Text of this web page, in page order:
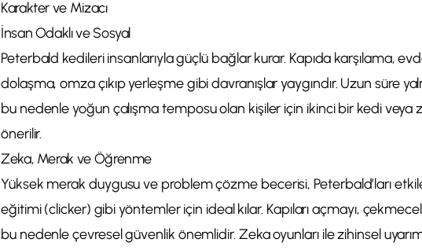
Karakter ve Mizacı
İnsan Odaklı ve Sosyal
Peterbald kedileri insanlarıyla güçlü bağlar kurar. Kapıda karşılama,
dolaşma, omza çıkıp yerleşme gibi davranışlar yaygındır. Uzun süre
bu nedenle yoğun çalışma temposu olan kişiler için ikinci bir kedi
önerilir.
Zeka, Merak ve Öğrenme
Yüksek merak duygusu ve problem çözme becerisi, Peterbald’ları
eğitimi (clicker) gibi yöntemler için ideal kılar. Kapıları açmayı,
bu nedenle çevresel güvenlik önemlidir. Zeka oyunları ile zihinsel